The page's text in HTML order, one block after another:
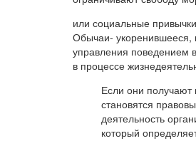
или социальные
Обычаи- укоренившееся,
управления поведением
в процессе
Если они получают
становятся
деятельность
который